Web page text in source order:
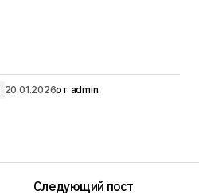
20.01.2026от admin
Следующий пост